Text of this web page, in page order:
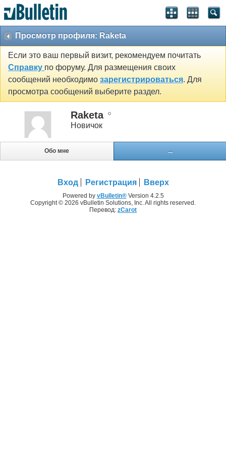
Просмотр профиля: Raketa
Если это ваш первый визит, рекомендуем почитать
Справку по форуму. Для размещения своих
сообщений необходимо зарегистрироваться. Для
просмотра сообщений выберите раздел.
Raketa
Новичок
Обо мне ...
Вход Регистрация Вверх
Powered by vBulletin®Version 4.2.5
Copyright © 2026 vBulletin Solutions, Inc. All rights reserved.
Перевод: zCarot